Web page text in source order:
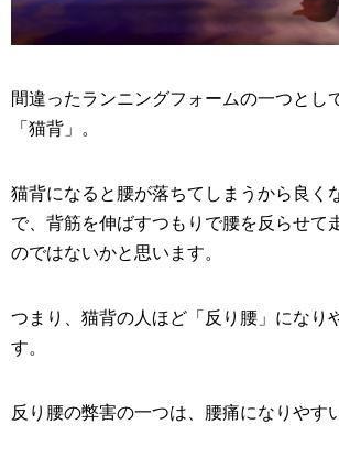
間違ったランニングフォームの一つとし
「猫背」。
猫背になると腰が落ちてしまうから良く
で、背筋を伸ばすつもりで腰を反らせて
のではないかと思います。
つまり、猫背の人ほど「反り腰」になり
す。
反り腰の弊害の一つは、腰痛になりやす